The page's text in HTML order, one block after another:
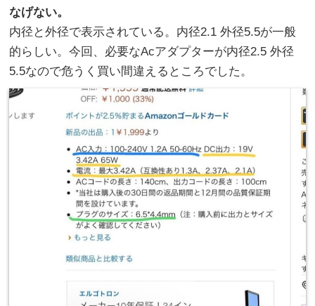
なげない。
内径と外径で表示されている。内径2.1 外径5.5が一般
的らしい。今回、必要なAcアダプターが内径2.5 外径
5.5なので危うく買い間違えるところでした。